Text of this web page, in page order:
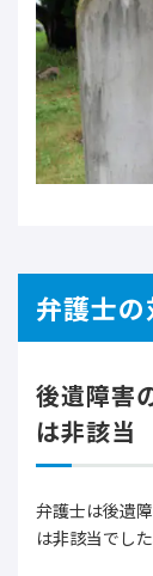
弁護士
後遺障害
は非該当
弁護士は後遺
は非該当でした